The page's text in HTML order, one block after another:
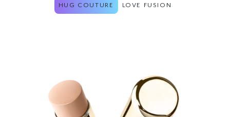
HUG COUTURE LOVE FUSION